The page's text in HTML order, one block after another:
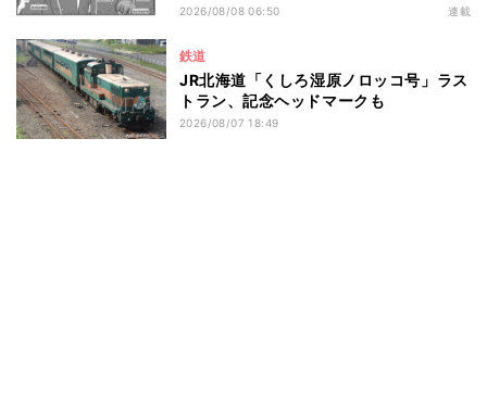
2026/08/08 06:50 連載
鉄道
JR北海道「くしろ湿原ノロッコ号」ラス
トラン、記念ヘッドマークも
2026/08/07 18:49